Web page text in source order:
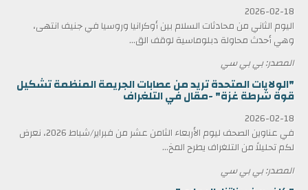
2026-02-18
اليوم الثاني من محادثات السلام بين أوكرانيا وروسيا في جنيف انتهى،
وهي أحدث محاولة دبلوماسية لوقف الق...
المصدر: بي بي سي
"الولايات المتحدة تريد من عصابات الجريمة المنظمة تشكيل
قوة شرطة غزة" -مقال في التلغراف
2026-02-18
في عناوين الصحف ليوم الأربعاء الثامن عشر من فبراير/شباط 2026، نعرض
لكم تحليلاً من التلغراف يطرح المخ...
المصدر: بي بي سي